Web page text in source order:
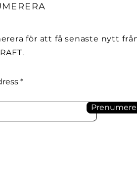
för att få senaste nytt